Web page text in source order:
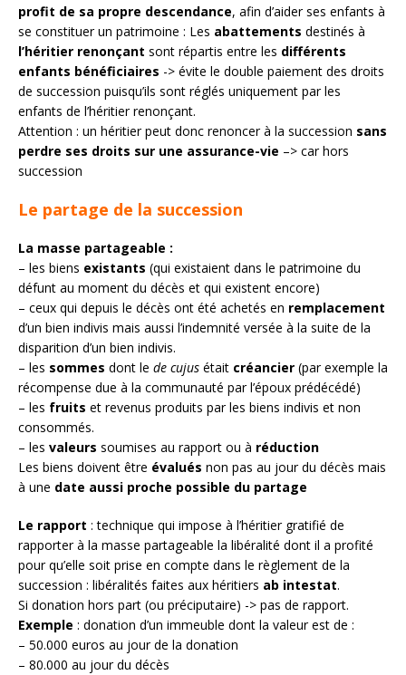
profit de sa propre descendance, afin d’aider ses enfants à
se constituer un patrimoine : Les abattements destinés à
l’héritier renonçant sont répartis entre les différents
enfants bénéficiaires -> évite le double paiement des droits
de succession puisqu’ils sont réglés uniquement par les
enfants de l’héritier renonçant.
Attention : un héritier peut donc renoncer à la succession sans
perdre ses droits sur une assurance-vie –> car hors
succession
Le partage de la succession
La masse partageable :
– les biens existants (qui existaient dans le patrimoine du
défunt au moment du décès et qui existent encore)
– ceux qui depuis le décès ont été achetés en remplacement
d’un bien indivis mais aussi l’indemnité versée à la suite de la
disparition d’un bien indivis.
– les sommes dont le de cujus était créancier (par exemple la
récompense due à la communauté par l’époux prédécédé)
– les fruits et revenus produits par les biens indivis et non
consommés.
– les valeurs soumises au rapport ou à réduction
Les biens doivent être évalués non pas au jour du décès mais
à une date aussi proche possible du partage
Le rapport : technique qui impose à l’héritier gratifié de
rapporter à la masse partageable la libéralité dont il a profité
pour qu’elle soit prise en compte dans le règlement de la
succession : libéralités faites aux héritiers ab intestat.
Si donation hors part (ou préciputaire) -> pas de rapport.
Exemple : donation d’un immeuble dont la valeur est de :
– 50.000 euros au jour de la donation
– 80.000 au jour du décès